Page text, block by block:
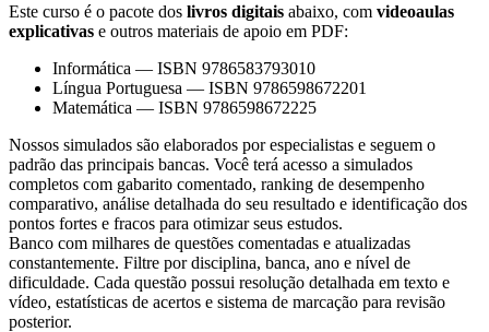
Este curso é o pacote dos livros digitais abaixo, com videoaulas
explicativas e outros materiais de apoio em PDF:
Informática — ISBN 9786583793010
Língua Portuguesa — ISBN 9786598672201
Matemática — ISBN 9786598672225
Nossos simulados são elaborados por especialistas e seguem o
padrão das principais bancas. Você terá acesso a simulados
completos com gabarito comentado, ranking de desempenho
comparativo, análise detalhada do seu resultado e identificação dos
pontos fortes e fracos para otimizar seus estudos.
Banco com milhares de questões comentadas e atualizadas
constantemente. Filtre por disciplina, banca, ano e nível de
dificuldade. Cada questão possui resolução detalhada em texto e
vídeo, estatísticas de acertos e sistema de marcação para revisão
posterior.